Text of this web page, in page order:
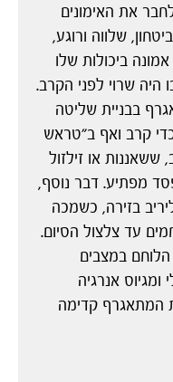
את האימונים
שלווה ורוגע,
ביכולות שלו
שרוי לפני הקרב.
בבניית שליטה
כדי קרב ואף ב"טראש
או זילזול
מפתיע. דבר נוסף,
בזירה, כשמכה
עד צלצול הסיום.
במצבים
אנרגיה
המתאגרף קדימה